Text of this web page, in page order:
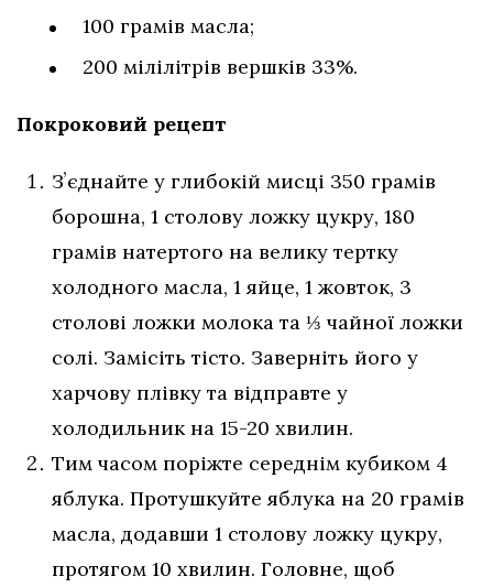
100 грамів масла;
200 мілілітрів вершків 33%.
Покроковий рецепт
Зʼєднайте у глибокій мисці 350 грамів
борошна, 1 столову ложку цукру, 180
грамів натертого на велику тертку
холодного масла, 1 яйце, 1 жовток, 3
столові ложки молока та ⅓ чайної ложки
солі. Замісіть тісто. Заверніть його у
харчову плівку та відправте у
холодильник на 15-20 хвилин.
Тим часом поріжте середнім кубиком 4
яблука. Протушкуйте яблука на 20 грамів
масла, додавши 1 столову ложку цукру,
протягом 10 хвилин. Головне, щоб